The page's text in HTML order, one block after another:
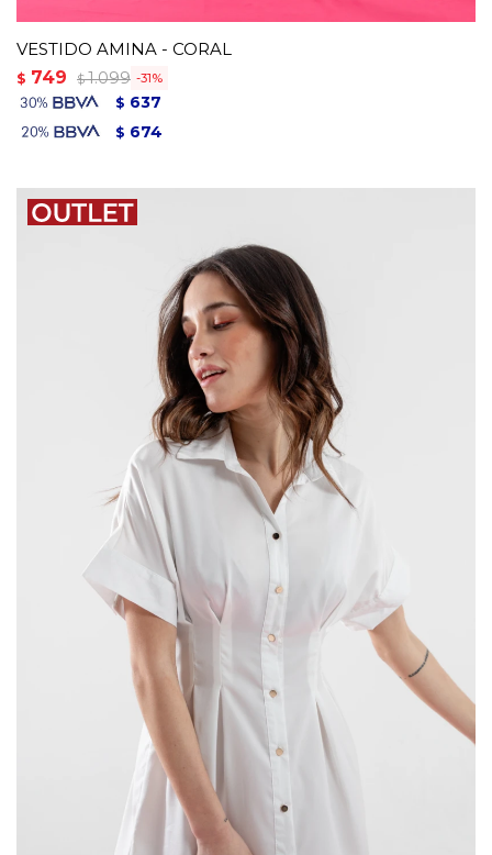
VESTIDO AMINA - CORAL
$ 749 $ 1.099 31
$ 637
$ 674